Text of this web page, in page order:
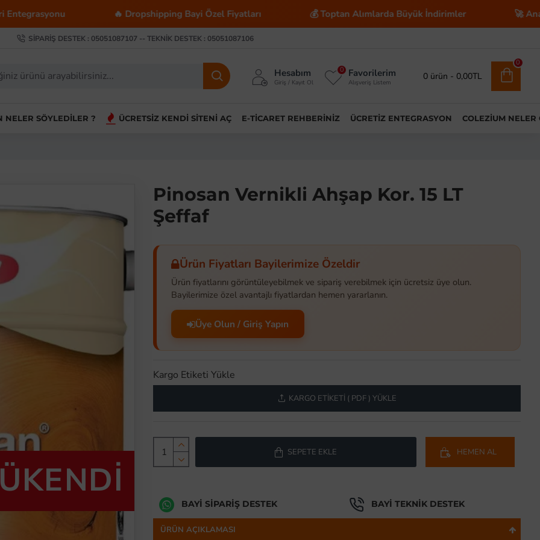
🔥 Dropshipping Bayi Özel Fiyatları 💰 Toptan Alımlarda Büyük İndirimler 🚀 Anahtar Teslim
SIPARIŞ DESTEK : 05051087107 -- TEKNIK DESTEK : 05051087106
Hesabım
Giriş / Kayıt Ol
Favorilerim
Alışveriş Listem
0
0 ürün - 0,00TL
0
NELER SÖYLEDILER ? ÜCRETSIZ KENDI SITENI AÇ E-TICARET REHBERINIZ ÜCRETIZ ENTEGRASYON COLEZIUM NELER
Pinosan Vernikli Ahşap Kor. 15 LT
Şeffaf
Ürün Fiyatları Bayilerimize Özeldir
Ürün fiyatlarını görüntüleyebilmek ve sipariş verebilmek için ücretsiz üye olun.
Bayilerimize özel avantajlı fiyatlardan hemen yararlanın.
Üye Olun / Giriş Yapın
Kargo Etiketi Yükle
KARGO ETIKETI ( PDF ) YÜKLE
SEPETE EKLE HEMEN AL
BAYI SIPARIŞ DESTEK BAYI TEKNIK DESTEK
ÜRÜN AÇIKLAMASI